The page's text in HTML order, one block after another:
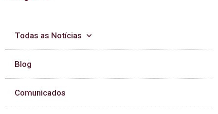
Todas as Notícias
Blog
Comunicados